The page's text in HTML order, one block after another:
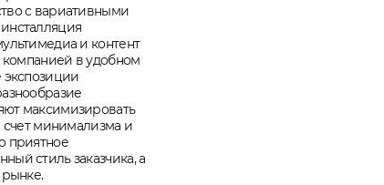
с вариативными
и контент
компанией в удобном
экспозиции
максимизировать
счет минимализма и
приятное
стиль заказчика, а